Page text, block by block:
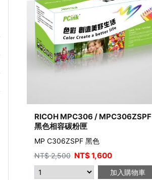
RICOH MPC306 / MPC306ZSPF
黑色相容碳粉匣
MP C306ZSPF 黑色
NT$2,500 NT$1,600
加入購物車